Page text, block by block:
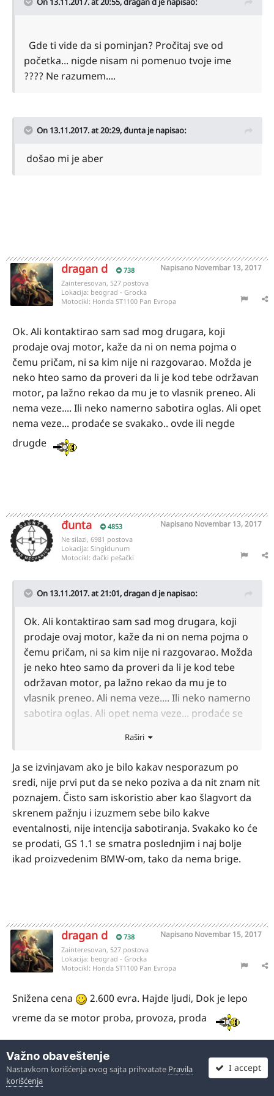
Želim srećnu prodaju i još bolju kupovinu nekom,
svaki BMW je dobar.
Gde ti vide da si pominjan? Pročitaj sve od
početka... nigde nisam ni pomenuo tvoje ime
???? Ne razumem....
On 13.11.2017. at 20:29,đunta je napisao:
došao mi je aber
dragan d 738 Napisano Novembar 13, 2017
Zainteresovan, 527 postova
Lokacija: beograd - Grocka
Motocikl: Honda ST1100 Pan Evropa
Ok. Ali kontaktirao sam sad mog drugara, koji
prodaje ovaj motor, kaže da ni on nema pojma o
čemu pričam, ni sa kim nije ni razgovarao. Možda je
neko hteo samo da proveri da li je kod tebe održavan
motor, pa lažno rekao da mu je to vlasnik preneo. Ali
nema veze.... Ili neko namerno sabotira oglas. Ali opet
nema veze... prodaće se svakako.. ovde ili negde
drugde
đunta 4853 Napisano Novembar 13, 2017
Ne silazi, 6981 postova
Lokacija: Singidunum
Motocikl: đački pešački
On 13.11.2017. at 21:01,dragan d je napisao:
Ok. Ali kontaktirao sam sad mog drugara, koji
prodaje ovaj motor, kaže da ni on nema pojma o
čemu pričam, ni sa kim nije ni razgovarao. Možda
je neko hteo samo da proveri da li je kod tebe
održavan motor, pa lažno rekao da mu je to
vlasnik preneo. Ali nema veze.... Ili neko namerno
sabotira oglas. Ali opet nema veze... prodaće se
svakako.. ovde ili negde drugde
Raširi
Ja se izvinjavam ako je bilo kakav nesporazum po
sredi, nije prvi put da se neko poziva a da nit znam nit
poznajem. Čisto sam iskoristio aber kao šlagvort da
skrenem pažnju i izuzmem sebe bilo kakve
eventalnosti, nije intencija sabotiranja. Svakako ko će
se prodati, GS 1.1 se smatra poslednjim i naj bolje
ikad proizvedenim BMW-om, tako da nema brige.
dragan d 738 Napisano Novembar 15, 2017
Zainteresovan, 527 postova
Lokacija: beograd - Grocka
Motocikl: Honda ST1100 Pan Evropa
Snižena cena
2.600 evra. Hajde ljudi, Dok je lepo
vreme da se motor proba, provoza, proda
Važno obaveštenje
Nastavkom korišćenja ovog sajta prihvatate Pravila
korišćenja
I accept